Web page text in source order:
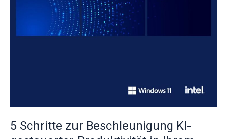
5 Schritte zur Beschleunigung KI-